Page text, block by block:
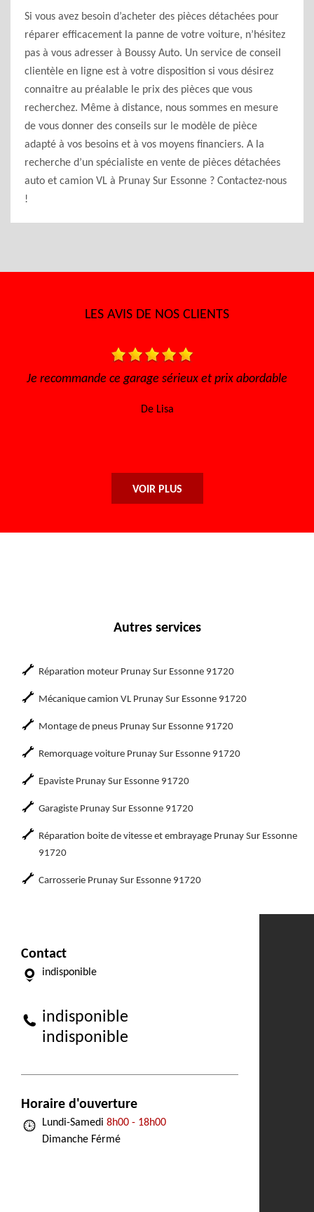
Si vous avez besoin d’acheter des pièces détachées pour
réparer efficacement la panne de votre voiture, n’hésitez
pas à vous adresser à Boussy Auto. Un service de conseil
clientèle en ligne est à votre disposition si vous désirez
connaitre au préalable le prix des pièces que vous
recherchez. Même à distance, nous sommes en mesure
de vous donner des conseils sur le modèle de pièce
adapté à vos besoins et à vos moyens financiers. A la
recherche d’un spécialiste en vente de pièces détachées
auto et camion VL à Prunay Sur Essonne ? Contactez-nous
!
LES AVIS DE NOS CLIENTS
sérieux et prix abordable
Très bon accueil Des
VOIR PLUS
Autres services
Réparation moteur Prunay Sur Essonne 91720
Mécanique camion VL Prunay Sur Essonne 91720
Montage de pneus Prunay Sur Essonne 91720
Remorquage voiture Prunay Sur Essonne 91720
Epaviste Prunay Sur Essonne 91720
Garagiste Prunay Sur Essonne 91720
Réparation boite de vitesse et embrayage Prunay Sur Essonne
91720
Carrosserie Prunay Sur Essonne 91720
Contact
indisponible
indisponible
indisponible
Horaire d'ouverture
Lundi-Samedi 8h00 - 18h00
Dimanche Férmé